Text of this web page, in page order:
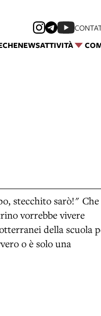
NEWSATTIVITÀ
stecchito sarò!" Che
vorrebbe vivere
della scuola
o è solo una